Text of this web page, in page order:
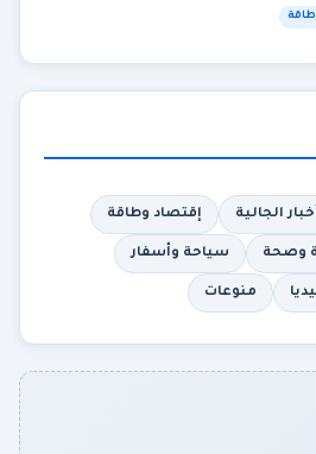
الجالية إقتصاد وطاقة
وصحة سياحة وأسفار
منوعات